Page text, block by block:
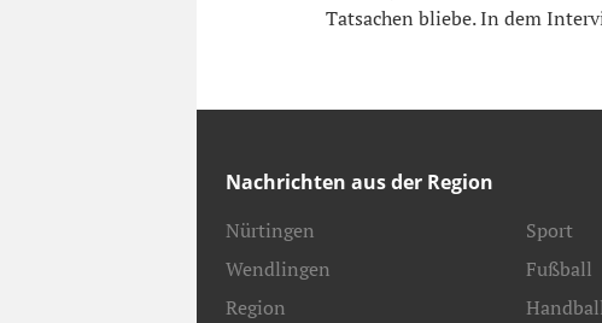
Tatsachen bliebe. In dem
Nachrichten aus der Region
Nürtingen
Wendlingen
Region
Sport
Fußball